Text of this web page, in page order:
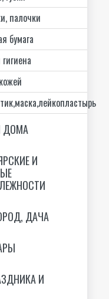
палочки
бумага
ДОМА
И
ДАЧА
И